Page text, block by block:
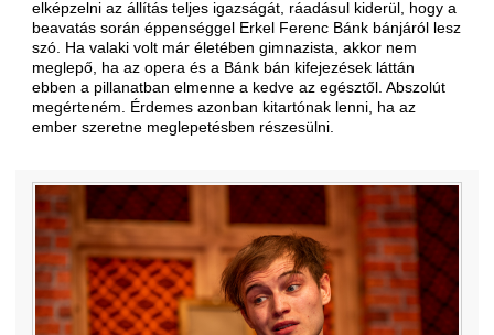
elképzelni az állítás teljes igazságát, ráadásul kiderül, hogy a
beavatás során éppenséggel Erkel Ferenc Bánk bánjáról lesz
szó. Ha valaki volt már életében gimnazista, akkor nem
meglepő, ha az opera és a Bánk bán kifejezések láttán
ebben a pillanatban elmenne a kedve az egésztől. Abszolút
megérteném. Érdemes azonban kitartónak lenni, ha az
ember szeretne meglepetésben részesülni.